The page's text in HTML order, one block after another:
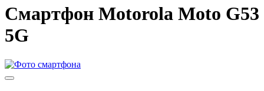
Смартфон Motorola Moto G53
5G